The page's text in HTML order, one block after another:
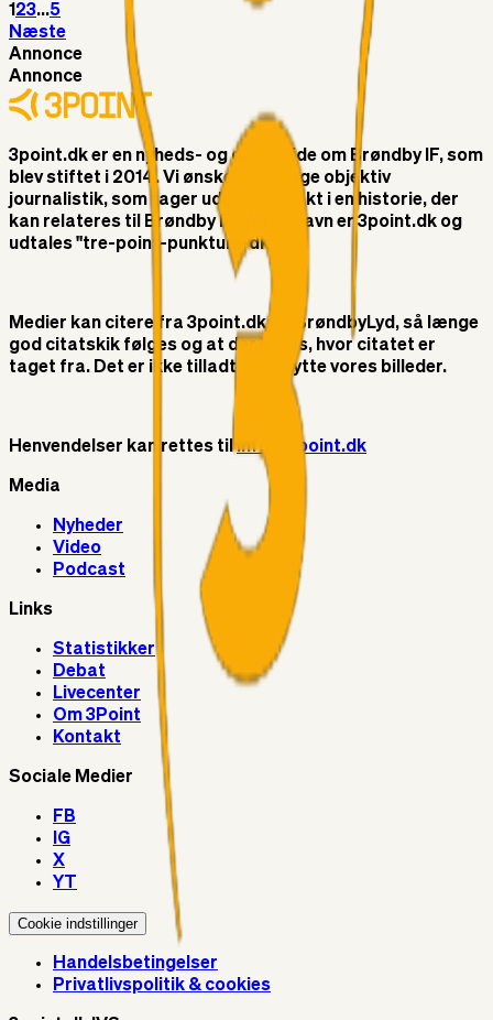
1 23...5
Næste
Annonce
Annonce
3point.dk er en nyheds- og debatside om Brøndby IF, som
blev stiftet i 2014. Vi ønsker at bringe objektiv
journalistik, som tager udgangspunkt i en historie, der
kan relateres til Brøndby IF. Vores navn er 3point.dk og
udtales "tre-point-punktum-dk"
Medier kan citere fra 3point.dk og BrøndbyLyd, så længe
god citatskik følges og at der linkes, hvor citatet er
taget fra. Det er ikke tilladt at benytte vores billeder.
Henvendelser kan rettes tilinfo@3point.dk
Media
Nyheder
Video
Podcast
Links
Statistikker
Debat
Livecenter
Om 3Point
Kontakt
Sociale Medier
FB
IG
X
YT
Cookie indstillinger
Handelsbetingelser
Privatlivspolitik & cookies